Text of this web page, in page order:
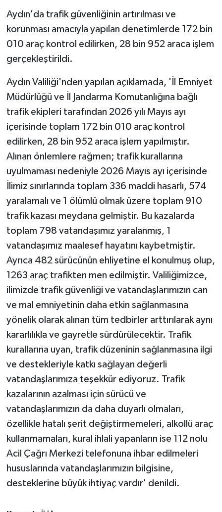
Aydın'da trafik güvenliğinin artırılması ve
korunması amacıyla yapılan denetimlerde 172 bin
010 araç kontrol edilirken, 28 bin 952 araca işlem
gerçekleştirildi.
Aydın Valiliği'nden yapılan açıklamada, 'İl Emniyet
Müdürlüğü ve İl Jandarma Komutanlığına bağlı
trafik ekipleri tarafından 2026 yılı Mayıs ayı
içerisinde toplam 172 bin 010 araç kontrol
edilirken, 28 bin 952 araca işlem yapılmıştır.
Alınan önlemlere rağmen; trafik kurallarına
uyulmaması nedeniyle 2026 Mayıs ayı içerisinde
İlimiz sınırlarında toplam 336 maddi hasarlı, 574
yaralamalı ve 1 ölümlü olmak üzere toplam 910
trafik kazası meydana gelmiştir. Bu kazalarda
toplam 798 vatandaşımız yaralanmış, 1
vatandaşımız maalesef hayatını kaybetmiştir.
Ayrıca 482 sürücünün ehliyetine el konulmuş olup,
1263 araç trafikten men edilmiştir. Valiliğimizce,
ilimizde trafik güvenliği ve vatandaşlarımızın can
ve mal emniyetinin daha etkin sağlanmasına
yönelik olarak alınan tüm tedbirler arttırılarak aynı
kararlılıkla ve gayretle sürdürülecektir. Trafik
kurallarına uyan, trafik düzeninin sağlanmasına ilgi
ve destekleriyle katkı sağlayan değerli
vatandaşlarımıza teşekkür ediyoruz. Trafik
kazalarının azalması için sürücü ve
vatandaşlarımızın da daha duyarlı olmaları,
özellikle hatalı şerit değiştirmemeleri, alkollü araç
kullanmamaları, kural ihlali yapanların ise 112 nolu
Acil Çağrı Merkezi telefonuna ihbar edilmeleri
hususlarında vatandaşlarımızın bilgisine,
desteklerine büyük ihtiyaç vardır' denildi.